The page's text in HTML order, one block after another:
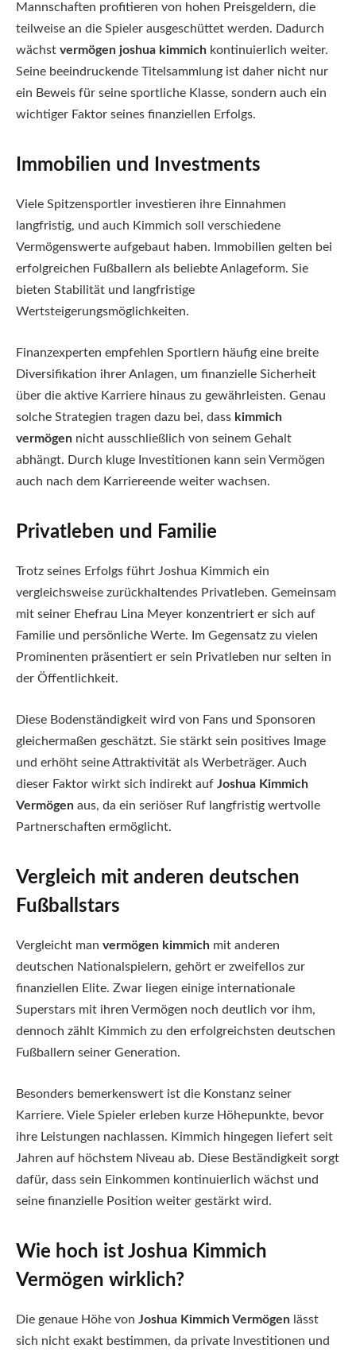
Mannschaften profitieren von hohen Preisgeldern, die
teilweise an die Spieler ausgeschüttet werden. Dadurch
wächst vermögen joshua kimmich kontinuierlich weiter.
Seine beeindruckende Titelsammlung ist daher nicht nur
ein Beweis für seine sportliche Klasse, sondern auch ein
wichtiger Faktor seines finanziellen Erfolgs.
Immobilien und Investments
Viele Spitzensportler investieren ihre Einnahmen
langfristig, und auch Kimmich soll verschiedene
Vermögenswerte aufgebaut haben. Immobilien gelten bei
erfolgreichen Fußballern als beliebte Anlageform. Sie
bieten Stabilität und langfristige
Wertsteigerungsmöglichkeiten.
Finanzexperten empfehlen Sportlern häufig eine breite
Diversifikation ihrer Anlagen, um finanzielle Sicherheit
über die aktive Karriere hinaus zu gewährleisten. Genau
solche Strategien tragen dazu bei, dass kimmich
vermögen nicht ausschließlich von seinem Gehalt
abhängt. Durch kluge Investitionen kann sein Vermögen
auch nach dem Karriereende weiter wachsen.
Privatleben und Familie
Trotz seines Erfolgs führt Joshua Kimmich ein
vergleichsweise zurückhaltendes Privatleben. Gemeinsam
mit seiner Ehefrau Lina Meyer konzentriert er sich auf
Familie und persönliche Werte. Im Gegensatz zu vielen
Prominenten präsentiert er sein Privatleben nur selten in
der Öffentlichkeit.
Diese Bodenständigkeit wird von Fans und Sponsoren
gleichermaßen geschätzt. Sie stärkt sein positives Image
und erhöht seine Attraktivität als Werbeträger. Auch
dieser Faktor wirkt sich indirekt auf Joshua Kimmich
Vermögen aus, da ein seriöser Ruf langfristig wertvolle
Partnerschaften ermöglicht.
Vergleich mit anderen deutschen
Fußballstars
Vergleicht man vermögen kimmich mit anderen
deutschen Nationalspielern, gehört er zweifellos zur
finanziellen Elite. Zwar liegen einige internationale
Superstars mit ihren Vermögen noch deutlich vor ihm,
dennoch zählt Kimmich zu den erfolgreichsten deutschen
Fußballern seiner Generation.
Besonders bemerkenswert ist die Konstanz seiner
Karriere. Viele Spieler erleben kurze Höhepunkte, bevor
ihre Leistungen nachlassen. Kimmich hingegen liefert seit
Jahren auf höchstem Niveau ab. Diese Beständigkeit sorgt
dafür, dass sein Einkommen kontinuierlich wächst und
seine finanzielle Position weiter gestärkt wird.
Wie hoch ist Joshua Kimmich
Vermögen wirklich?
Die genaue Höhe von Joshua Kimmich Vermögen lässt
sich nicht exakt bestimmen, da private Investitionen und